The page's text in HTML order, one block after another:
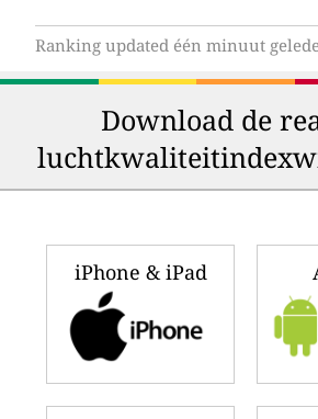
Ranking updated één minuut
Download de
iPhone & iPad